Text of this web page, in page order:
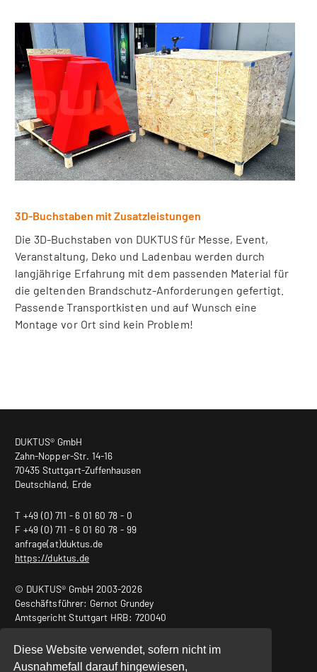
Diese Website verwendet, sofern nicht im
Ausnahmefall darauf hingewiesen,
3D-Buchstaben mit Zusatzleistungen
Die 3D-Buchstaben von DUKTUS für Messe, Event,
Veranstaltung, Deko und Ladenbau werden durch
langjährige Erfahrung mit dem passenden Material für
die geltenden Brandschutz-Anforderungen gefertigt.
Passende Transportkisten und auf Wunsch eine
Montage vor Ort sind kein Problem!
DUKTUS® GmbH
Zahn-Nopper-Str. 14-16
70435 Stuttgart-Zuffenhausen
Deutschland, Erde
T +49 (0) 711 - 6 01 60 78 - 0
F +49 (0) 711 - 6 01 60 78 - 99
anfrage(at)duktus.de
https://duktus.de
© DUKTUS® GmbH 2003-2026
Geschäftsführer: Gernot Grundey
Amtsgericht Stuttgart HRB: 720040
USt.-ID Nr.: DE240932011